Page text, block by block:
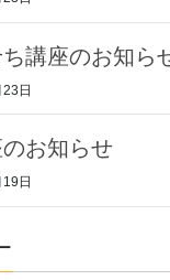
講座のお知ら
日
お知らせ
日